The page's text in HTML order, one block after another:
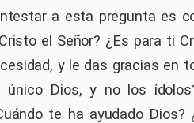
a esta pregunta es
el Señor? ¿Es para ti
y le das gracias en
Dios, y no los
te ha ayudado Dios?